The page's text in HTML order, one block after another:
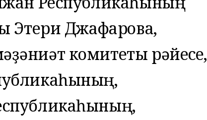
Этери Джафарова,
комитеты рәйесе,